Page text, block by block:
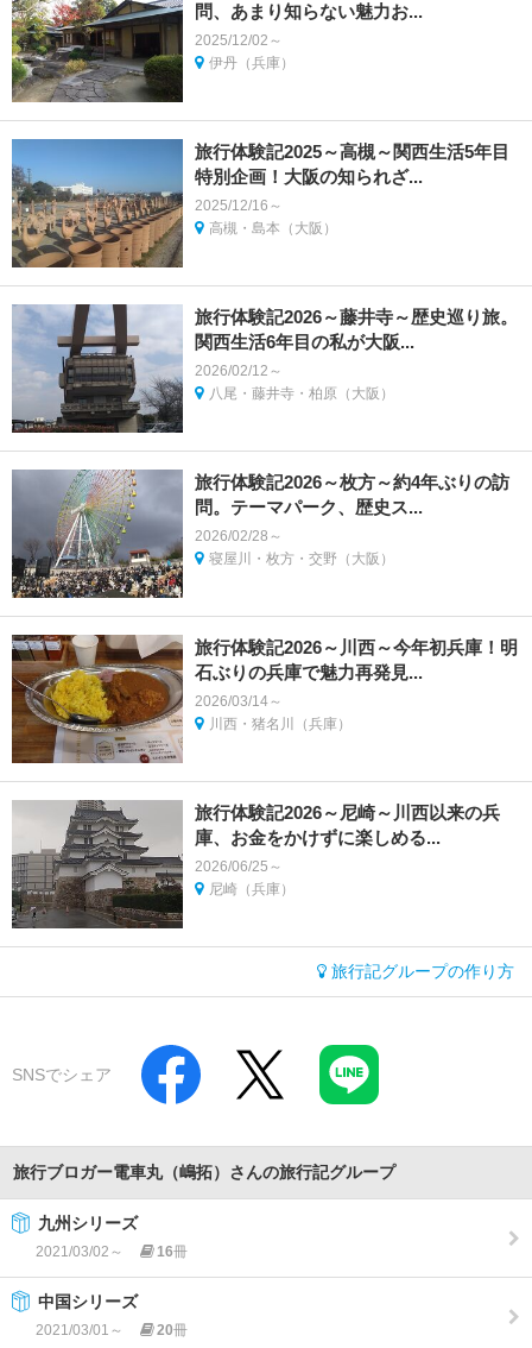
問、あまり知らない魅力お...
2025/12/02～
伊丹（兵庫）
旅行体験記2025～高槻～関西生活5年目
特別企画！大阪の知られざ...
2025/12/16～
高槻・島本（大阪）
旅行体験記2026～藤井寺～歴史巡り旅。
関西生活6年目の私が大阪...
2026/02/12～
八尾・藤井寺・柏原（大阪）
旅行体験記2026～枚方～約4年ぶりの訪
問。テーマパーク、歴史ス...
2026/02/28～
寝屋川・枚方・交野（大阪）
旅行体験記2026～川西～今年初兵庫！明
石ぶりの兵庫で魅力再発見...
2026/03/14～
川西・猪名川（兵庫）
旅行体験記2026～尼崎～川西以来の兵
庫、お金をかけずに楽しめる...
2026/06/25～
尼崎（兵庫）
旅行記グループの作り方
SNSでシェア
旅行ブロガー電車丸（嶋拓）さんの旅行記グループ
九州シリーズ
2021/03/02～ 16冊
中国シリーズ
2021/03/01～ 20冊